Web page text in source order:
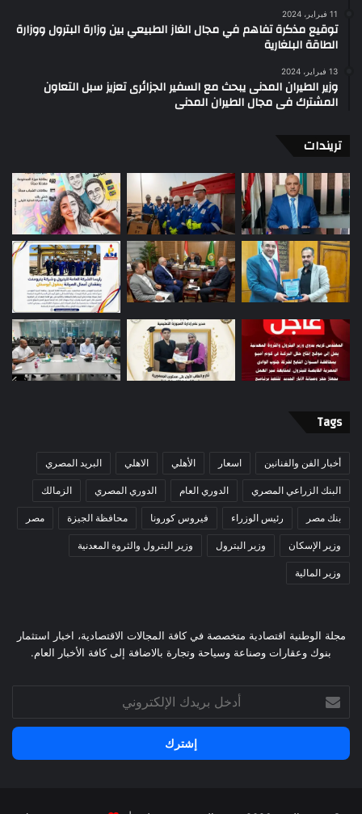
11 فبراير، 2024
توقيع مذكرة تفاهم في مجال الغاز الطبيعي بين وزارة البترول ووزارة
الطاقة البلغارية
13 فبراير، 2024
وزير الطيران المدنى يبحث مع السفير الجزائرى تعزيز سبل التعاون
المشترك فى مجال الطيران المدنى
تريندات
Tags
أخبار الفن والفنانين اسعار الأهلي الاهلي البريد المصري
البنك الزراعي المصري الدوري العام الدوري المصري الزمالك
بنك مصر رئيس الوزراء فيروس كورونا محافظة الجيزة مصر
وزير الإسكان وزير البترول وزير البترول والثروة المعدنية
وزير المالية
مجلة الوطنية اقتصادية متخصصة في كافة المجالات الاقتصادية، اخبار استثمار
بنوك وعقارات وصناعة وسياحة وتجارة بالاضافة إلى كافة الأخبار العام.
بريدك
الإلكتروني